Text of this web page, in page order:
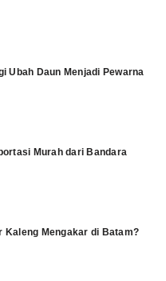
Ubah Daun Menjadi Pewarna
Murah dari Bandara
Kaleng Mengakar di Batam?